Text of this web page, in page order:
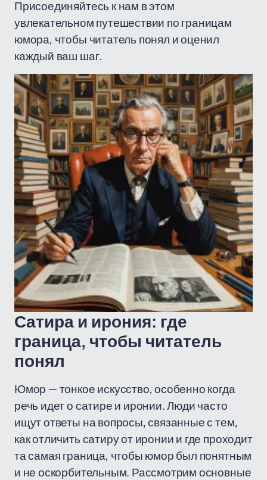
Присоединяйтесь к нам в этом
увлекательном путешествии по границам
юмора, чтобы читатель понял и оценил
каждый ваш шаг.
Сатира и ирония: где
граница, чтобы читатель
понял
Юмор — тонкое искусство, особенно когда
речь идет о сатире и иронии. Люди часто
ищут ответы на вопросы, связанные с тем,
как отличить сатиру от иронии и где проходит
та самая граница, чтобы юмор был понятным
и не оскорбительным. Рассмотрим основные